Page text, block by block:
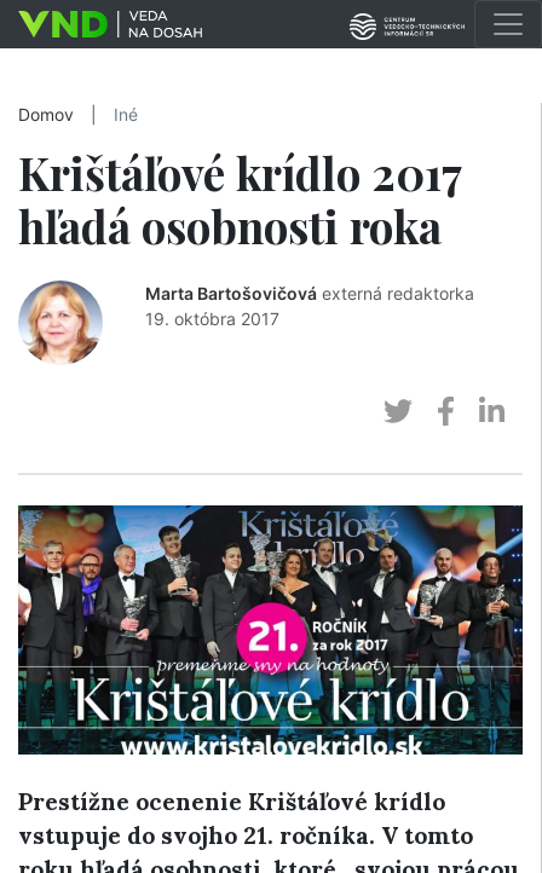
Domov Iné
Krištáľové krídlo 2017
hľadá osobnosti roka
Marta Bartošovičová externá redaktorka
19. októbra 2017
Prestížne ocenenie Krištáľové krídlo
vstupuje do svojho 21. ročníka. V tomto